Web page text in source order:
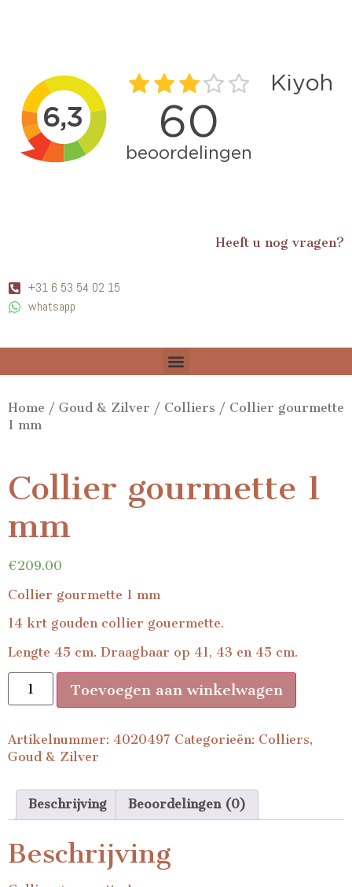
Heeft u nog vragen?
+31 6 53 54 02 15
whatsapp
Home / Goud & Zilver / Colliers / Collier gourmette
1 mm
Collier gourmette 1
mm
€209.00
Collier gourmette 1 mm
14 krt gouden collier gouermette.
Lengte 45 cm. Draagbaar op 41, 43 en 45 cm.
Toevoegen aan winkelwagen
Artikelnummer: 4020497 Categorieën: Colliers,
Goud & Zilver
Beschrijving Beoordelingen (0)
Beschrijving